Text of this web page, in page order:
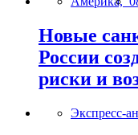
Новые
России
риски и
Экспресс-